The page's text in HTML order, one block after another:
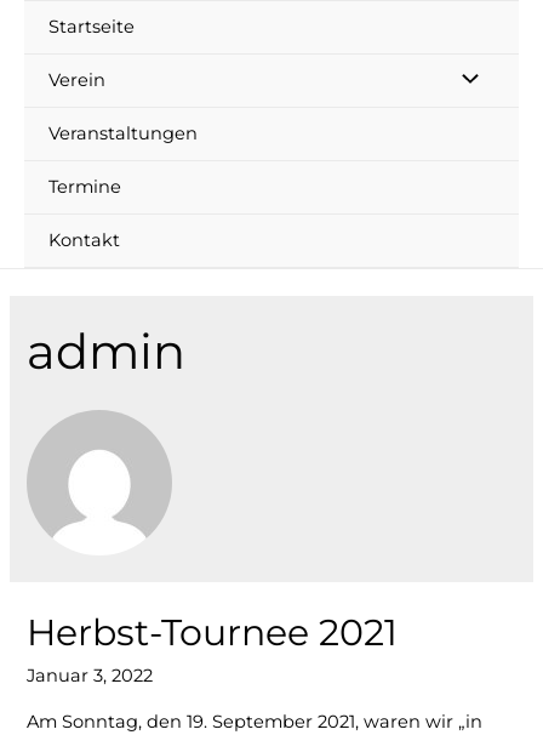
Startseite
Verein
Veranstaltungen
Termine
Kontakt
admin
Herbst-Tournee 2021
Januar 3, 2022
Am Sonntag, den 19. September 2021, waren wir „in